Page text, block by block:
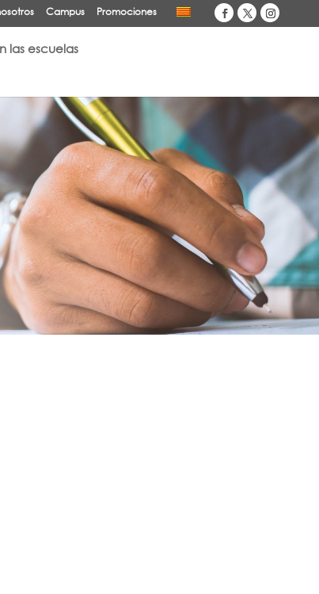
Campus Promociones
las escuelas